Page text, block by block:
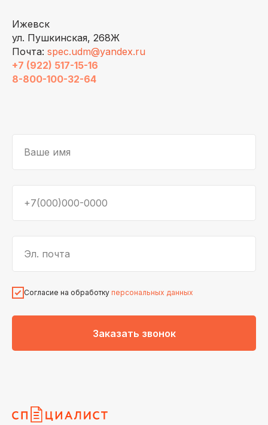
Ижевск
ул. Пушкинская, 268Ж
Почта: spec.udm@yandex.ru
+7 (922) 517-15-16
8-800-100-32-64
Ваше имя
+7(000)000-0000
Эл. почта
Согласие на обработку персональных данных
Заказать звонок